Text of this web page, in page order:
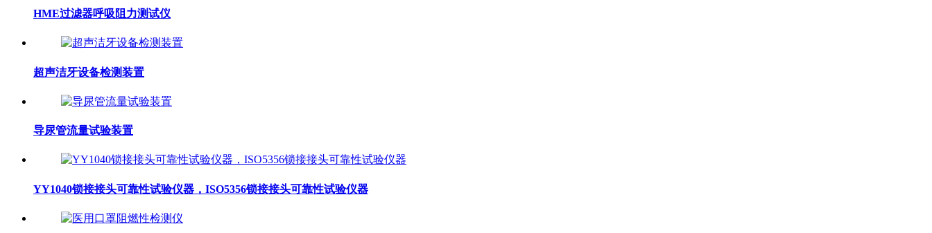
HME过滤器呼吸阻力测试仪
超声洁牙设备检测装置
导尿管流量试验装置
YY1040锁接接头可靠性试验仪器，ISO5356锁接接头可靠性试验仪器